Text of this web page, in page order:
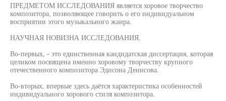
ПРЕДМЕТОМ ИССЛЕДОВАНИЯ является хоровое творчество
композитора, позволяющее говорить о его индивидуальном
восприятии этого музыкального жанра.
НАУЧНАЯ НОВИЗНА ИССЛЕДОВАНИЯ.
Во-первых, - это единственная кандидатская диссертация, которая
целиком посвящена именно хоровому творчеству крупного
отечественного композитора Эдисона Денисова.
Во-вторых, впервые здесь даётся характеристика особенностей
индивидуального хорового стиля композитора.